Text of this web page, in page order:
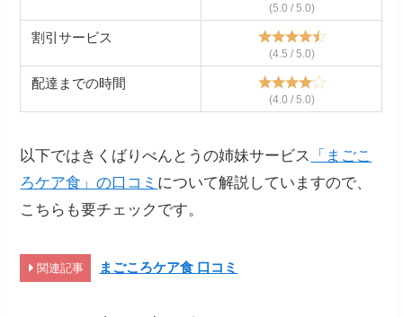
(5.0 / 5.0)
割引サービス
(4.5 / 5.0)
配達までの時間
(4.0 / 5.0)
以下ではきくばりべんとうの姉妹サービス
「まごこ
ろケア食」の口コミ について解説していますので、
こちらも要チェックです。
関連記事 まごころケア食 口コミ